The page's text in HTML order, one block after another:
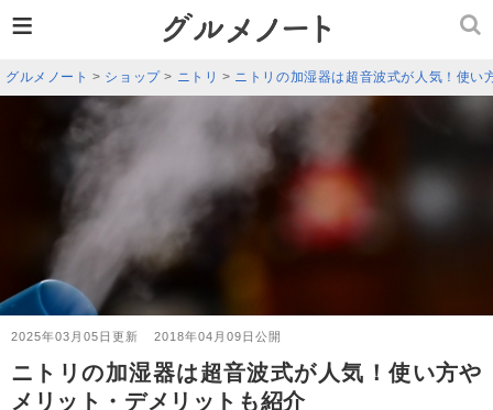
グルメノート > ショップ > ニトリ > ニトリの加湿器は超音波式が人気！使い
2025年03月05日更新 2018年04月09日公開
ニトリの加湿器は超音波式が人気！使い方や
メリット・デメリットも紹介
≡